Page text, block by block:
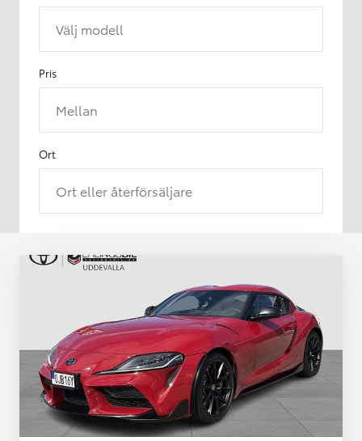
Välj modell
Pris
Mellan
Ort
Ort eller återförsäljare